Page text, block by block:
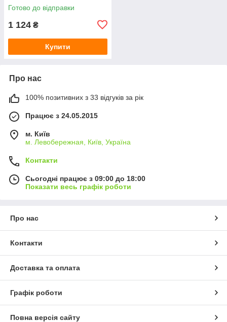
Готово до відправки
1 124 ₴
Купити
Про нас
100% позитивних з 33 відгуків за рік
Працює з 24.05.2015
м. Київ
м. Левобережная, Київ, Україна
Контакти
Сьогодні працює з 09:00 до 18:00
Показати весь графік роботи
Про нас
Контакти
Доставка та оплата
Графік роботи
Повна версія сайту